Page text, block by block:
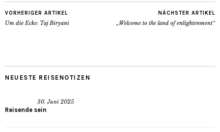
VORHERIGER ARTIKEL
Um die Ecke: Taj Biryani
NÄCHSTER ARTIKEL
„Welcome to the land of enlightenment“
NEUESTE REISENOTIZEN
30. Juni 2025
Reisende sein